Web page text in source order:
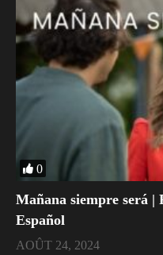
0
Mañana siempre será |
Español
AOÛT 24, 2024